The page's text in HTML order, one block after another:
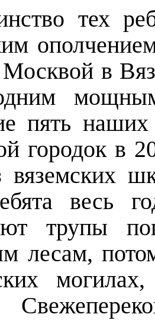
тех
в
пять
городок в
вяземских
весь
трупы
лесам,